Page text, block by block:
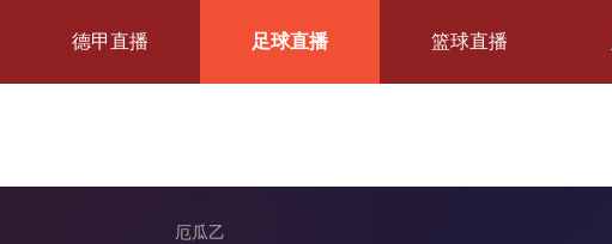
德甲直播 足球直播 篮球直播
厄瓜乙